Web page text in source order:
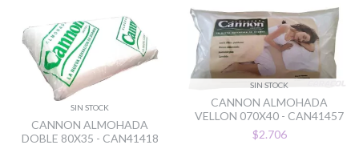
SIN STOCK
CANNON ALMOHADA
DOBLE 80X35 - CAN41418
SIN STOCK
CANNON ALMOHADA
VELLON 070X40 - CAN41457
$2.706